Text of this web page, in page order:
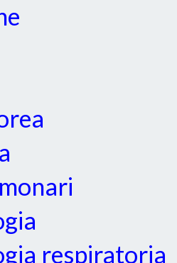
respiratoria